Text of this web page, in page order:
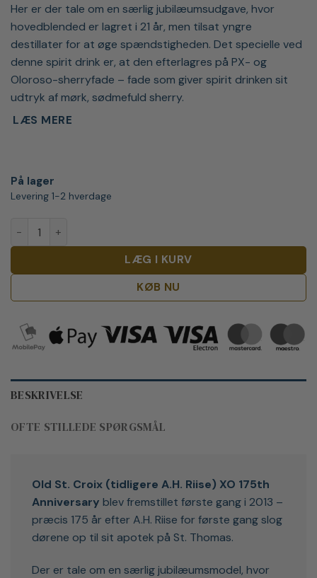
Her er der tale om en særlig jubilæumsudgave, hvor
hovedblended er lagret i 21 år, men tilsat yngre
destillater for at øge spændstigheden. Det specielle ved
denne spirit drink er, at den efterlagres på PX- og
Oloroso-sherryfade – fade som giver spirit drinken sit
udtryk af mørk, sødmefuld sherry.
LÆS MERE
På lager
Levering 1-2 hverdage
LÆG I KURV
KØB NU
BESKRIVELSE
OFTE STILLEDE SPØRGSMÅL
Old St. Croix (tidligere A.H. Riise) XO 175th
Anniversary blev fremstillet første gang i 2013 –
præcis 175 år efter A.H. Riise for første gang slog
dørene op til sit apotek på St. Thomas.
Der er tale om en særlig jubilæumsmodel, hvor